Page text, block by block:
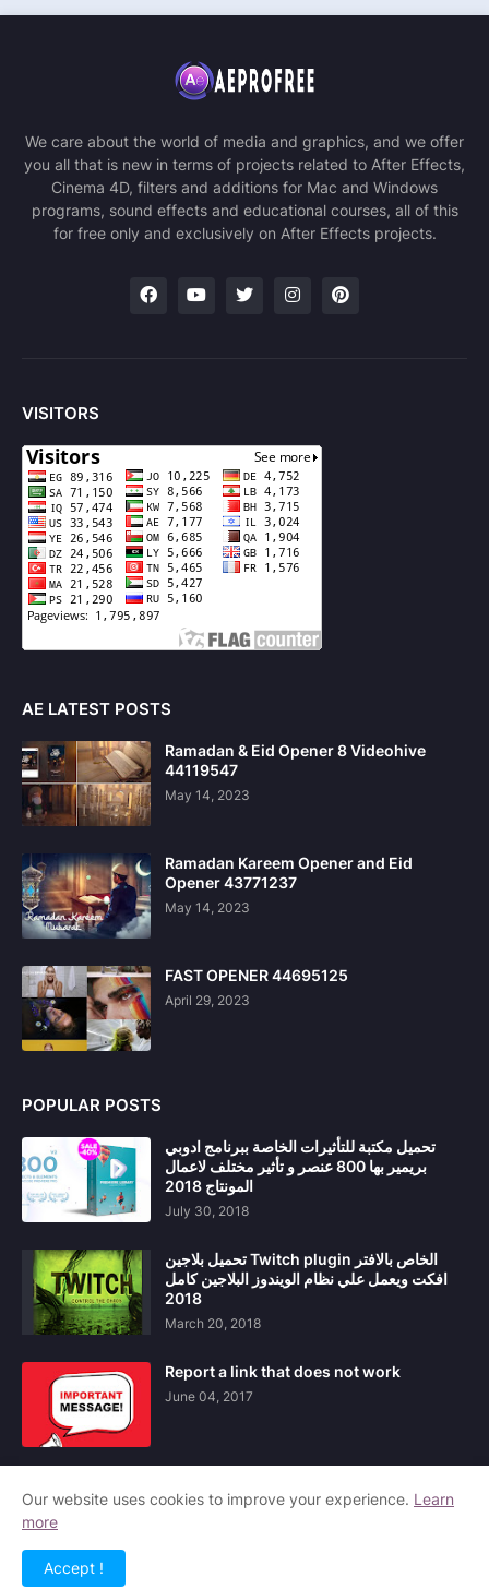
We care about the world of media and graphics, and we offer
you all that is new in terms of projects related to After Effects,
Cinema 4D, filters and additions for Mac and Windows
programs, sound effects and educational courses, all of this
for free only and exclusively on After Effects projects.
VISITORS
AE LATEST POSTS
Ramadan & Eid Opener 8 Videohive
44119547
May 14, 2023
Ramadan Kareem Opener and Eid
Opener 43771237
May 14, 2023
FAST OPENER 44695125
April 29, 2023
POPULAR POSTS
تحميل مكتبة للتأثيرات الخاصة ببرنامج ادوبي
بريمير بها 800 عنصر و تأثير مختلف لاعمال
المونتاج 2018
July 30, 2018
تحميل بلاجين Twitch plugin الخاص بالافتر
افكت ويعمل علي نظام الويندوز البلاجين كامل
2018
March 20, 2018
Report a link that does not work
June 04, 2017
Copyright ©
Our website uses cookies to improve your experience. Learn
more
Accept !